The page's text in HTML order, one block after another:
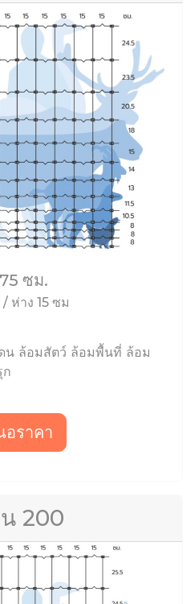
ซม.
ห่าง 15 ซม
น ล้อมสัตว์ ล้อมพื้นที่ ล้อม
อราคา
200